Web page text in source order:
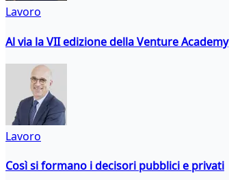
Lavoro
Al via la VII edizione della Venture Academy
Lavoro
Così si formano i decisori pubblici e privati